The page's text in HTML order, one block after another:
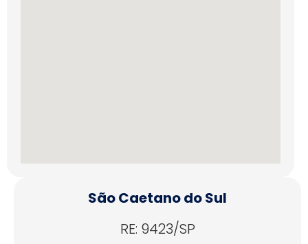
São Caetano do Sul
RE: 9423/SP